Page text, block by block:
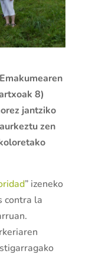
8)
jantziko
zen
” izeneko
contra la